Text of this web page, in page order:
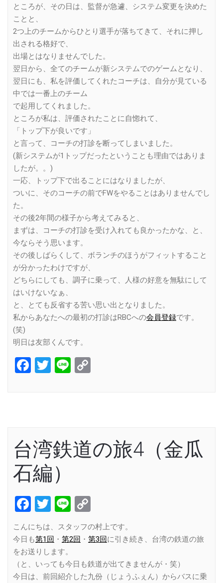
ところが、その日は、監督が急遽、システム変更を決めた
ことと、
2つ上のチームからひとり選手が落ちてきて、それに押し
出される格好で、
出場とはなりませんでした。
翌日から、全てのチームが新システムでのゲームとなり、
翌日にも、私を評価してくれたコーチは、自分が見ている
中では一番上のチーム
で起用してくれました。
ところが私は、評価されたことに自惚れて、
「トップ下が良いです」
と言って、コーチの打診を断ってしまいました。
(新システムが1トップだったということも理由ではありま
したが。。)
一応、トップ下で出ることにはなりましたが、
ついに、そのコーチの前でFWをやることはありませんでし
た。
その後2年間の様子から考えてみると、
まずは、コーチの打診を受け入れても良かったかな、と、
今ならそう思います。
その後しばらくして、ボランチのほうがフィットすること
が分かったわけですが、
どちらにしても、調子に乗って、人様の好意を無駄にして
はいけないなぁ、
と、とても反省する苦い思い出となりました。
私からあなたへの最初の打診はRBCへの会員登録です。
(笑)
明日は友部くんです。
Facebook
Twitter
Line
台湾鉄道の旅4（金瓜
石編）
Facebook
Twitter
Line
Link
こんにちは、スタッフの村上です。
今日も第1回 ・ 第2回 ・ 第3回に引き続き、台湾の鉄道の旅
をお送りします。
（と、いっても今日も鉄道が出てきませんが・笑）
今日は、前回紹介した九份（じょうふぇん）からバスに乗